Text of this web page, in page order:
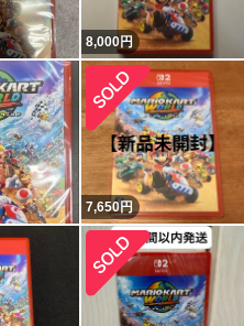
8,000円
7,650円